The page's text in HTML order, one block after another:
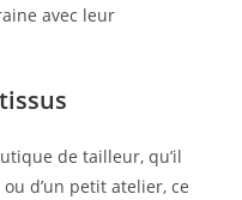
avec leur
de tailleur, qu’il
d’un petit atelier, ce